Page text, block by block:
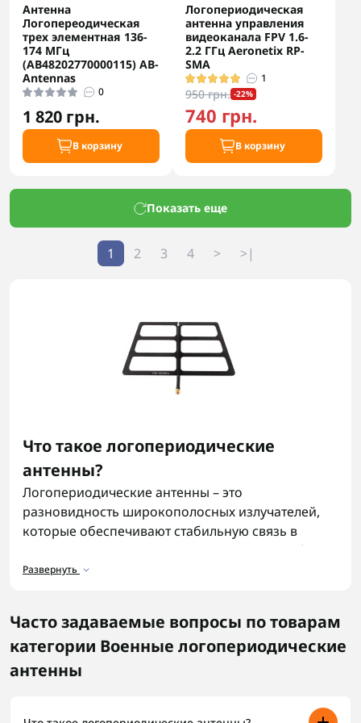
Антенна
Логопереодическая
трех элементная 136-
174 МГц
(АB48202770000115) AB-
Antennas
0
1 820 грн.
В корзину
Логопериодическая
антенна управления
видеоканала FPV 1.6-
2.2 ГГц Aeronetix RP-
SMA
1
950 грн. -22%
740 грн.
В корзину
Показать еще
1 2 3 4 > >|
Что такое логопериодические
антенны?
Логопериодические антенны – это
разновидность широкополосных излучателей,
которые обеспечивают стабильную связь в
широком диапазоне частот. Благодаря особой
геометрии элементов логопериодическая
актуальной для военных и специализированных
систем.
Назначение логопериодических
Развернуть
Часто задаваемые вопросы по товарам
категории Военные логопериодические
антенны